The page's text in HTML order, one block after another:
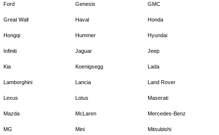
Ford Genesis GMC
Great Wall Haval Honda
Hongqi Hummer Hyundai
Infiniti Jaguar Jeep
Kia Koenigsegg Lada
Lamborghini Lancia Land Rover
Lexus Lotus Maserati
Mazda McLaren Mercedes-Benz
MG Mini Mitsubishi